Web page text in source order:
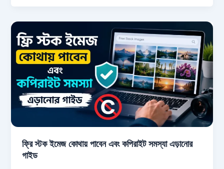
ফ্রি স্টক ইমেজ কোথায় পাবেন এবং কপিরাইট সমস্যা এড়ানোর
গাইড